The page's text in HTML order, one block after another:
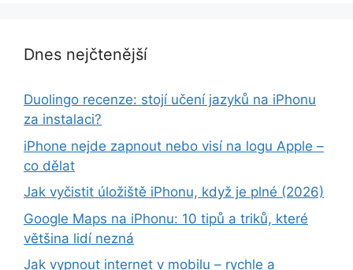
Dnes nejčtenější
Duolingo recenze: stojí učení jazyků na iPhonu
za instalaci?
iPhone nejde zapnout nebo visí na logu Apple –
co dělat
Jak vyčistit úložiště iPhonu, když je plné (2026)
Google Maps na iPhonu: 10 tipů a triků, které
většina lidí nezná
Jak vypnout internet v mobilu – rychle a